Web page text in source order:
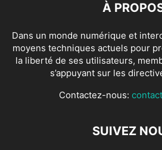
À
Dans un monde numérique et
moyens techniques actuels pour
la liberté de ses utilisateurs,
s’appuyant sur les
Contactez-nous:
SUIVEZ